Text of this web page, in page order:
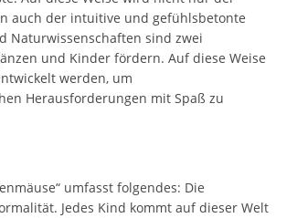
auch der intuitive und gefühlsbetonte
Naturwissenschaften sind zwei
und Kinder fördern. Auf diese Weise
werden, um
Herausforderungen mit Spaß zu
umfasst folgendes: Die
Jedes Kind kommt auf dieser Welt